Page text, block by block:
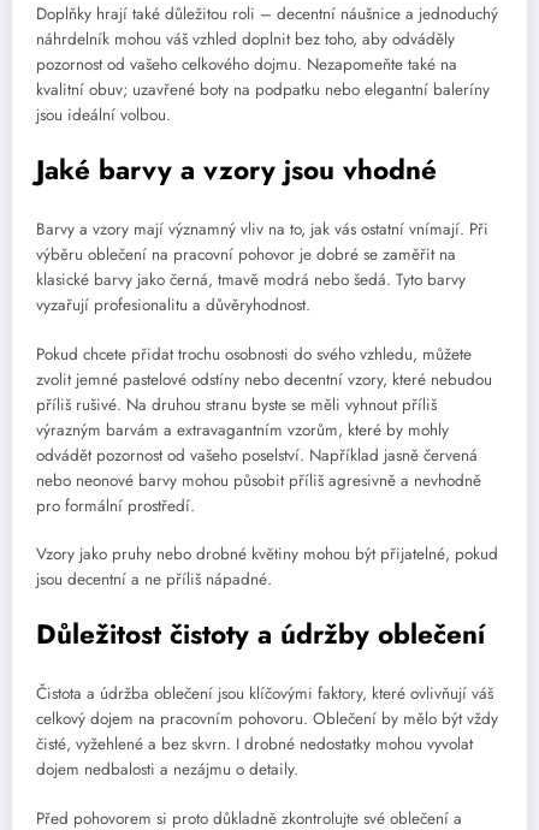
Doplňky hrají také důležitou roli – decentní náušnice a jednoduchý
náhrdelník mohou váš vzhled doplnit bez toho, aby odváděly
pozornost od vašeho celkového dojmu. Nezapomeňte také na
kvalitní obuv; uzavřené boty na podpatku nebo elegantní baleríny
jsou ideální volbou.
Jaké barvy a vzory jsou vhodné
Barvy a vzory mají významný vliv na to, jak vás ostatní vnímají. Při
výběru oblečení na pracovní pohovor je dobré se zaměřit na
klasické barvy jako černá, tmavě modrá nebo šedá. Tyto barvy
vyzařují profesionalitu a důvěryhodnost.
Pokud chcete přidat trochu osobnosti do svého vzhledu, můžete
zvolit jemné pastelové odstíny nebo decentní vzory, které nebudou
příliš rušivé. Na druhou stranu byste se měli vyhnout příliš
výrazným barvám a extravagantním vzorům, které by mohly
odvádět pozornost od vašeho poselství. Například jasně červená
nebo neonové barvy mohou působit příliš agresivně a nevhodně
pro formální prostředí.
Vzory jako pruhy nebo drobné květiny mohou být přijatelné, pokud
jsou decentní a ne příliš nápadné.
Důležitost čistoty a údržby oblečení
Čistota a údržba oblečení jsou klíčovými faktory, které ovlivňují váš
celkový dojem na pracovním pohovoru. Oblečení by mělo být vždy
čisté, vyžehlené a bez skvrn. I drobné nedostatky mohou vyvolat
dojem nedbalosti a nezájmu o detaily.
Před pohovorem si proto důkladně zkontrolujte své oblečení a